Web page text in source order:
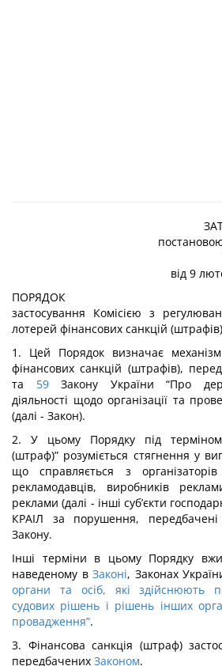
від 9
ПОРЯДОК
застосування Комісією з
лотерей фінансових санкцій (штрафів)
1. Цей Порядок визначає
фінансових санкцій (штрафів),
та 59Закону України “Про
діяльності щодо організації та
(далі - Закон).
2. У цьому Порядку під терміном
(штраф)” розуміється стягнення у
що справляється з
рекламодавців, виробників
реклами (далі - інші суб’єкти
КРАІЛ за порушення, передбачені
Закону.
Інші терміни в цьому Порядку
наведеному вЗаконі, Законах
органи та осіб, які здійснюють
судових рішень і рішень інших
провадження”.
3. Фінансова санкція (штраф)
передбачених Законом.